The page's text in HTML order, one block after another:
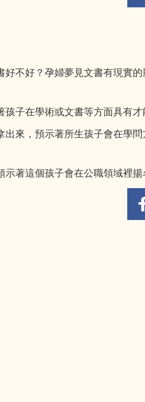
好不好？孕婦夢見文書有現實
在學術或文書等方面具有才
，預示著所生孩子會在學問
這個孩子會在公職領域裡揚